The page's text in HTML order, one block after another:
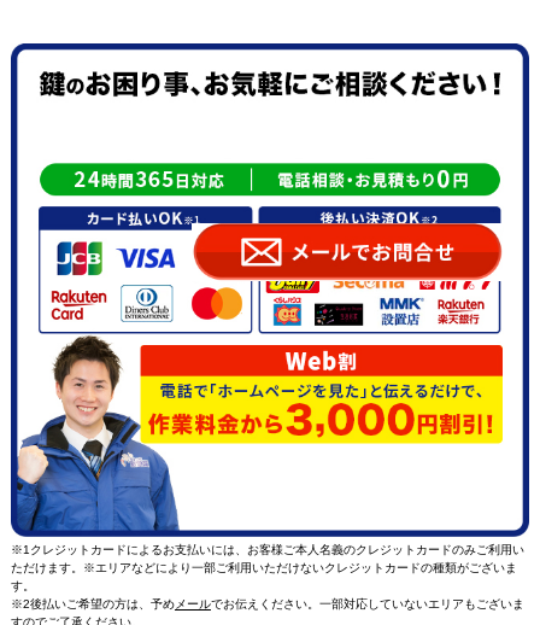
※1クレジットカードによるお支払いには、お客様ご本人名義のクレジットカードのみご利用い
ただけます。※エリアなどにより一部ご利用いただけないクレジットカードの種類がございま
す。
※2後払いご希望の方は、予めメールでお伝えください。一部対応していないエリアもございま